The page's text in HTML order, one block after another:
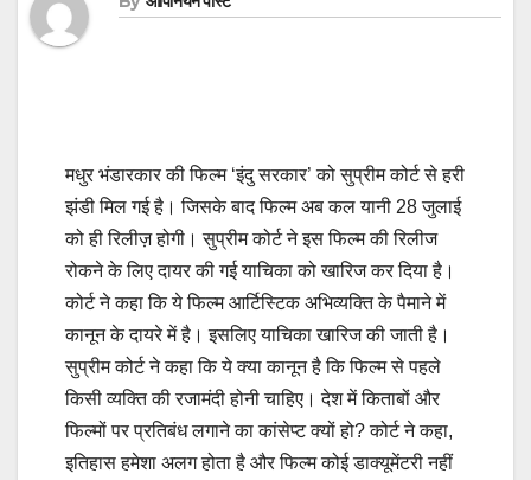
मधुर भंडारकार की फिल्‍म ‘इंदु सरकार’ को सुप्रीम कोर्ट से हरी
झंडी मिल गई है। जिसके बाद फिल्म अब कल यानी 28 जुलाई
को ही रिलीज़ होगी। सुप्रीम कोर्ट ने इस फिल्‍म की रिलीज
रोकने के लिए दायर की गई याचिका को खारिज कर दिया है।
कोर्ट ने कहा कि ये फिल्म आर्टिस्टिक अभिव्यक्ति के पैमाने में
कानून के दायरे में है। इसलिए याचिका खारिज की जाती है।
सुप्रीम कोर्ट ने कहा कि ये क्या कानून है कि फिल्म से पहले
किसी व्यक्ति की रजामंदी होनी चाहिए। देश में किताबों और
फिल्मों पर प्रतिबंध लगाने का कांसेप्ट क्यों हो? कोर्ट ने कहा,
इतिहास हमेशा अलग होता है और फिल्म कोई डाक्यूमेंटरी नहीं